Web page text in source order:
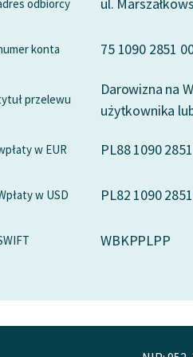
odbiorcy ul.
konta 75 1090 2851
przelewu
Darowizna na
użytkownika
w EUR PL88 1090
w USD PL82 1090
WBKPPLPP